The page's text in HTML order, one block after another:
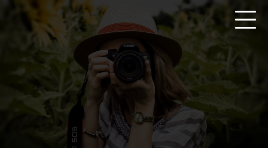
springen